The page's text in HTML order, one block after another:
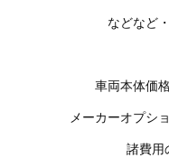
などなど
車両本体価
メーカーオプシ
諸費用